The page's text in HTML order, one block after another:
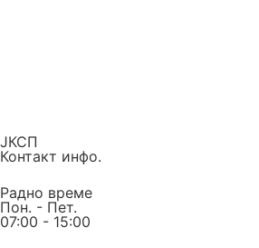
ЈКСП
Контакт инфо.
Радно време
Пон. - Пет.
07:00 - 15:00